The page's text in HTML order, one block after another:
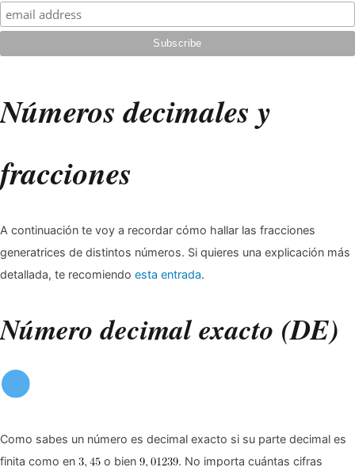
Números decimales y
fracciones
A continuación te voy a recordar cómo hallar las fracciones
generatrices de distintos números. Si quieres una explicación más
detallada, te recomiendo esta entrada.
Número decimal exacto (DE)
Como sabes un número es decimal exacto si su parte decimal es
finita como en
o bien . No importa cuántas cifras